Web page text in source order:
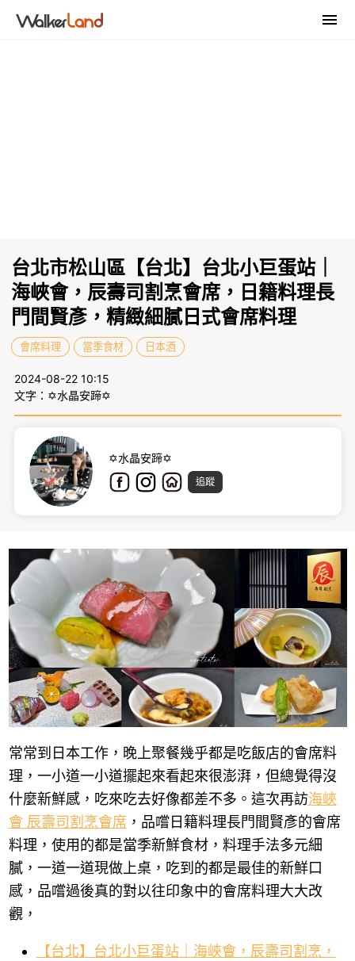
台北市松山區【台北】台北小巨蛋站｜
海峽會，辰壽司割烹會席，日籍料理長
門間賢彥，精緻細膩日式會席料理
會席料理 當季食材 日本酒
2024-08-22 10:15
文字：✡水晶安蹄✡
✡水晶安蹄✡
追蹤
常常到日本工作，晚上聚餐幾乎都是吃飯店的會席料
理，一小道一小道擺起來看起來很澎湃，但總覺得沒
什麼新鮮感，吃來吃去好像都差不多。這次再訪海峽
會 辰壽司割烹會席，品嚐日籍料理長門間賢彥的會席
料理，使用的都是當季新鮮食材，料理手法多元細
膩，一道一道現做上桌，吃到的都是最佳的新鮮口
感，品嚐過後真的對以往印象中的會席料理大大改
觀，
【台北】台北小巨蛋站｜海峽會，辰壽司割烹，